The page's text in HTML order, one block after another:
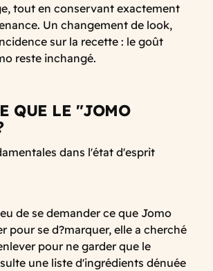
tout en conservant exactement
Un changement de look,
sur la recette : le goût
reste inchangé.
QUE LE "JOMO
dans l'état d'esprit
de se demander ce que Jomo
pour se d?marquer, elle a cherché
pour ne garder que le
une liste d'ingrédients dénuée